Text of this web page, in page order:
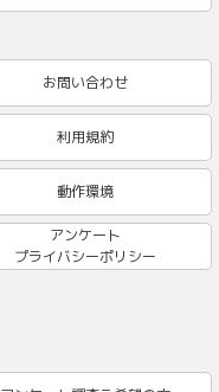
お問い合わせ
利用規約
動作環境
アンケート
プライバシーポリシー